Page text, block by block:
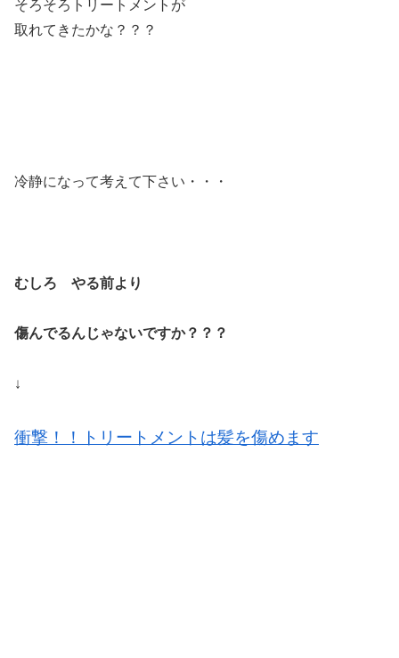
そろそろトリートメントが
取れてきたかな？？？
冷静になって考えて下さい・・・
むしろ やる前より
傷んでるんじゃないですか？？？
↓
衝撃！！トリートメントは髪を傷めます